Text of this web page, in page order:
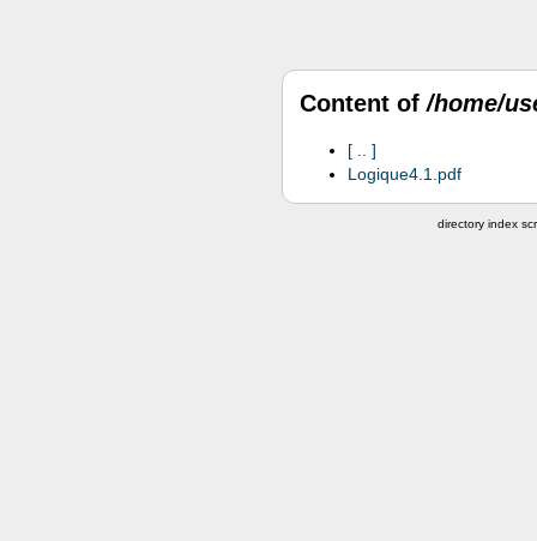
Content of/home/
Logique4.1.pdf
directory index